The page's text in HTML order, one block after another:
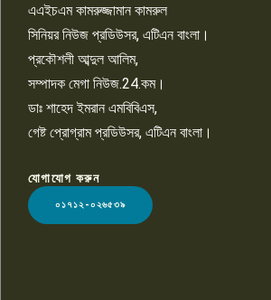
১০
LOGO
এএইচএম কামরুজ্জামান কামরুল
সিনিয়র নিউজ প্রডিউসর, এটিএন বাংলা।
প্রকৌশলী আব্দুল আলিম,
সম্পাদক মেগা নিউজ.24.কম।
ডাঃ শাহেদ ইমরান এমবিবিএস,
গেষ্ট প্রোগ্রাম প্রডিউসর, এটিএন বাংলা।
যোগাযোগ করুন
০১৭১২-০২৬৫৩৯